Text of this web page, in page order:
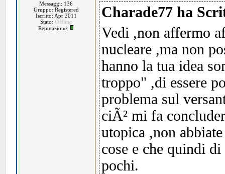
Messaggi: 136
Gruppo: Registered
Iscritto: Apr 2011
Stato: Offline
Reputazione:
Charade77 ha
Vedi ,non affermo
nucleare ,ma non
hanno la tua idea
troppo" ,di essere
problema sul
ciÃ² mi fa
utopica ,non
cose e che quindi
pochi.